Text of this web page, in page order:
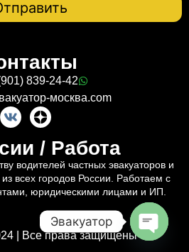
839-24-42
москва.com
/ Работа
водителей частных эвакуаторов и
всех городов России. Работаем с
юридическими лицами и ИП.
| Все права защищены
Эвакуатор